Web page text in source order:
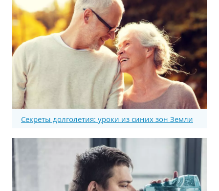
Секреты долголетия: уроки из синих зон Земли